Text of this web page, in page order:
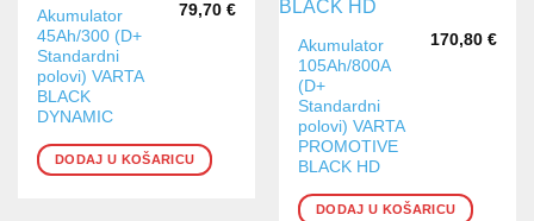
Akumulator
45Ah/300 (D+
Standardni
polovi) VARTA
BLACK
DYNAMIC
79,70 €
DODAJ U KOŠARICU
Akumulator
105Ah/800A
(D+
Standardni
polovi) VARTA
PROMOTIVE
BLACK HD
170,80 €
DODAJ U KOŠARICU